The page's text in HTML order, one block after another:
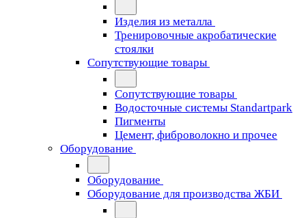
Изделия из металла
Тренировочные акробатические
стоялки
Сопутствующие товары
Сопутствующие товары
Водосточные системы Standartpark
Пигменты
Цемент, фиброволокно и прочее
Оборудование
Оборудование
Оборудование для производства ЖБИ